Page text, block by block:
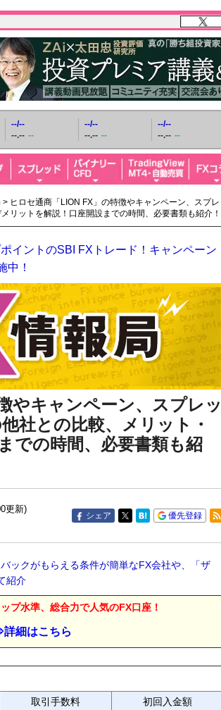
--/--
--.-- --
--/--
--.-- --
--/--
--.-- --
> ヒロセ通商「LION FX」の特徴やキャンペーン、スプレ
リットを解説！口座開設までの時間、必要書類も紹介！
イントのSBI FXトレード！キャンペーン
中！
やキャンペーン、スプレッ
社との比較、メリット・
での時間、必要書類も紹
更新)
シェア 優先登録
ックがもらえる条件が簡単なFX会社や、「ザ
紹介
プ水準、総合力で人気のFX口座！
細はこちら
取引手数料 初回入金額